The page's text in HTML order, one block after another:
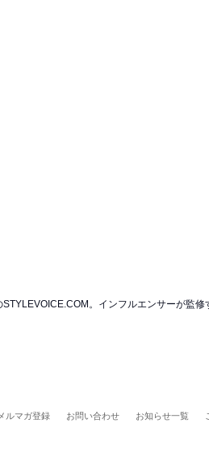
STYLEVOICE.COM。インフルエンサーが監
メルマガ登録 お問い合わせ お知らせ一覧